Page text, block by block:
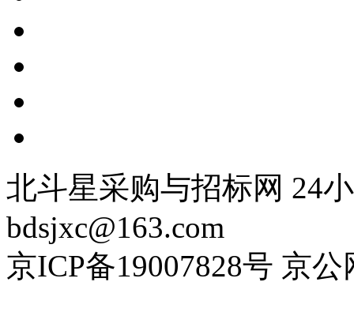
北斗星采购与招标网 24
bdsjxc@163.com
京ICP备19007828号 京